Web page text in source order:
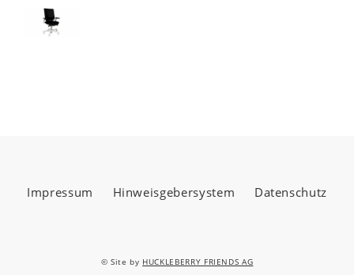
Impressum Hinweisgebersystem Datenschutz
© Site by HUCKLEBERRY FRIENDS AG